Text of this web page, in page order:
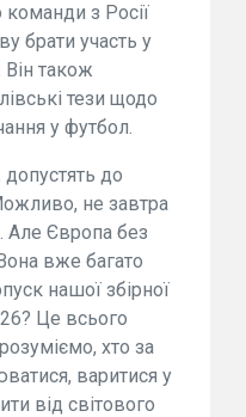
з Росії
брати участь у
також
тези щодо
у футбол.
до
не завтра
Але Європа без
вже багато
нашої збірної
Це всього
хто за
варитися у
від світового